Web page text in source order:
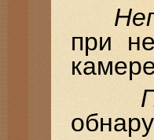
при